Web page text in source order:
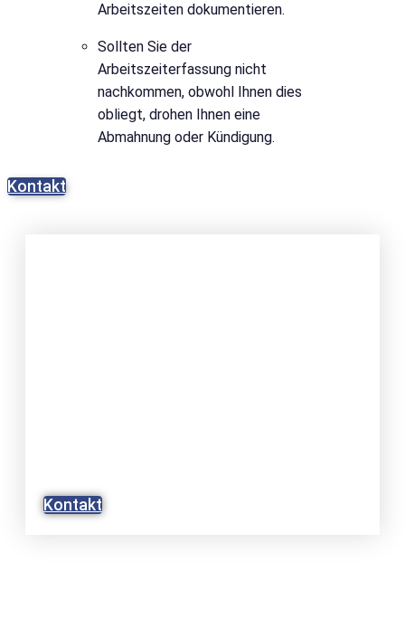
Arbeitszeiten dokumentieren.
Sollten Sie der
Arbeitszeiterfassung nicht
nachkommen, obwohl Ihnen dies
obliegt, drohen Ihnen eine
Abmahnung oder Kündigung.
Kontakt
Kontakt